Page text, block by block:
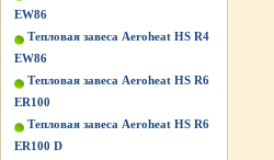
EW86
Тепловая завеса Aeroheat HS R4
EW86
Тепловая завеса Aeroheat HS R6
ER100
Тепловая завеса Aeroheat HS R6
ER100 D